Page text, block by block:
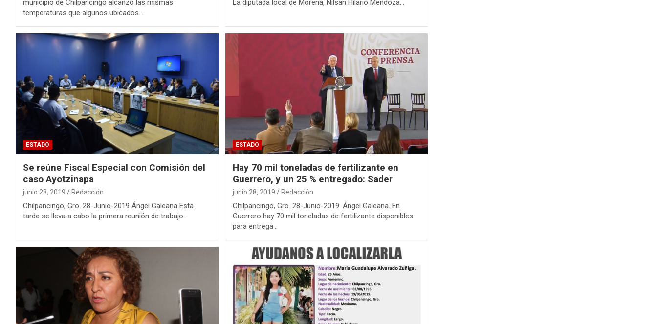
municipio de Chilpancingo alcanzó las mismas
temperaturas que algunos ubicados…
La diputada local de Morena, Nilsan Hilario Mendoza…
ESTADO
Se reúne Fiscal Especial con Comisión del
caso Ayotzinapa
junio 28, 2019 Redacción
Chilpancingo, Gro. 28-Junio-2019 Ángel Galeana Esta
tarde se lleva a cabo la primera reunión de trabajo…
ESTADO
Hay 70 mil toneladas de fertilizante en
Guerrero, y un 25 % entregado: Sader
junio 28, 2019 Redacción
Chilpancingo, Gro. 28-Junio-2019. Ángel Galeana. En
Guerrero hay 70 mil toneladas de fertilizante disponibles
para entrega…